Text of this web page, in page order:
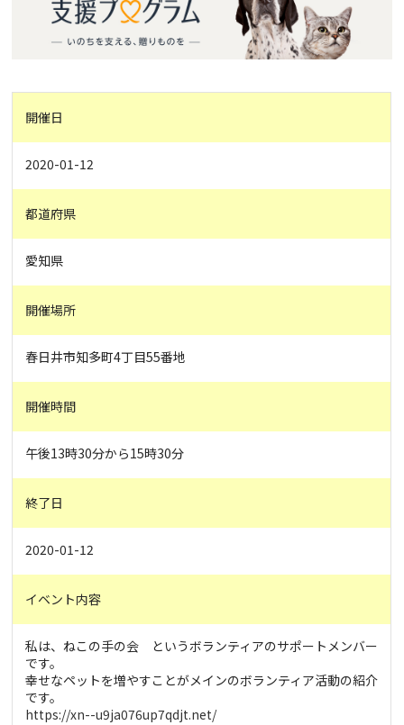
開催日
2020-01-12
都道府県
愛知県
開催場所
春日井市知多町4丁目55番地
開催時間
午後13時30分から15時30分
終了日
2020-01-12
イベント内容
私は、ねこの手の会 というボランティアのサポートメンバー
です。
幸せなペットを増やすことがメインのボランティア活動の紹介
です。
https://xn--u9ja076up7qdjt.net/